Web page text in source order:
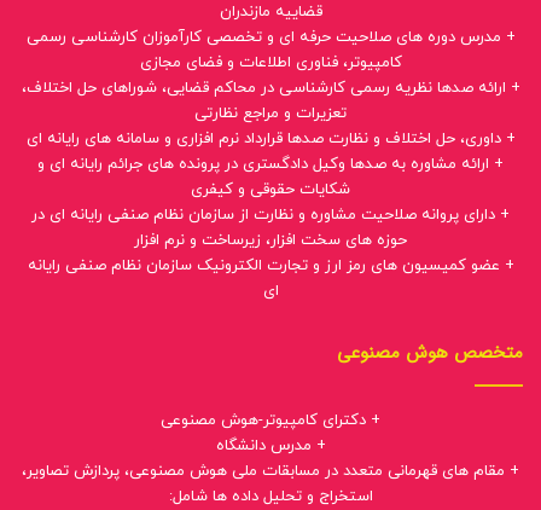
قضاییه مازندران
+ مدرس دوره های صلاحیت حرفه ای و تخصصی کارآموزان کارشناسی رسمی
کامپیوتر، فناوری اطلاعات و فضای مجازی
+ ارائه صدها نظریه رسمی کارشناسی در محاکم قضایی، شوراهای حل اختلاف،
تعزیرات و مراجع نظارتی
+ داوری، حل اختلاف و نظارت صدها قرارداد نرم افزاری و سامانه های رایانه ای
+ ارائه مشاوره به صدها وکیل دادگستری در پرونده های جرائم رایانه ای و
شکایات حقوقی و کیفری
+ دارای پروانه صلاحیت مشاوره و نظارت از سازمان نظام صنفی رایانه ای در
حوزه های سخت افزار، زیرساخت و نرم افزار
+ عضو کمیسیون های رمز ارز و تجارت الکترونیک سازمان نظام صنفی رایانه
ای
متخصص هوش مصنوعی
+ دکترای کامپیوتر-هوش مصنوعی
+ مدرس دانشگاه
+ مقام های قهرمانی متعدد در مسابقات ملی هوش مصنوعی، پردازش تصاویر،
استخراج و تحلیل داده ها شامل: